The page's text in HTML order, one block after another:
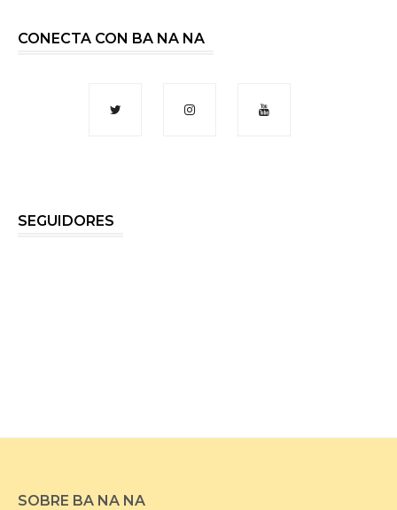
CONECTA CON BA NA NA
SEGUIDORES
SOBRE BA NA NA